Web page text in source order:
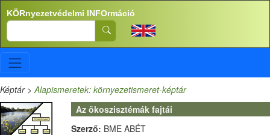
Ugrás a tartalomra
KÖRnyezetvédelmi INFOrmáció
Search
Képtár>Alapismeretek: környezetismeret-képtár
Az ökoszisztémák fajtái
Szerző: BME ABÉT